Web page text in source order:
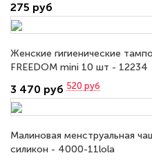
275 руб
Женские гигиенические
FREEDOM mini 10 шт - 12234
3 470 руб 520 руб
Малиновая менструальная
силикон - 4000-11lola